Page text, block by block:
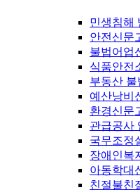
민생침해
안전신문
불법어업
식품안전
부동산 불
예산낭비
환경신문
관급공사
국무조정
장애인복
아동학대
친절불친